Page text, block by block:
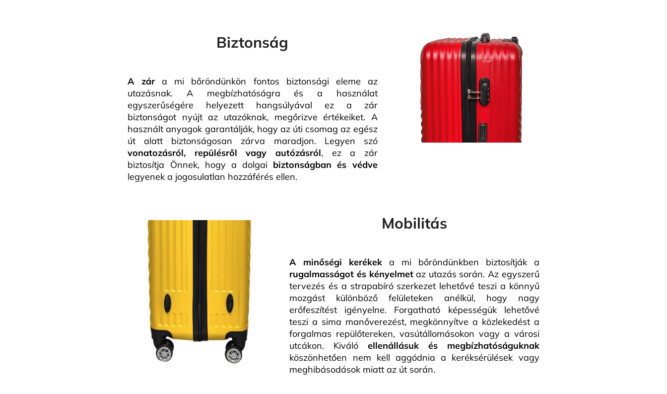
Biztonság
A zár a mi bőröndünkön fontos biztonsági eleme az
utazásnak. A megbízhatóságra és a használat
egyszerűségére helyezett hangsúlyával ez a zár
biztonságot nyújt az utazóknak, megőrizve értékeiket. A
használt anyagok garantálják, hogy az úti csomag az egész
út alatt biztonságosan zárva maradjon. Legyen szó
vonatozásról, repülésről vagy autózásról, ez a zár
biztosítja Önnek, hogy a dolgai biztonságban és védve
legyenek a jogosulatlan hozzáférés ellen.
Mobilitás
A minőségi kerékek a mi bőröndünkben biztosítják a
rugalmasságot és kényelmetaz utazás során. Az egyszerű
tervezés és a strapabíró szerkezet lehetővé teszi a könnyű
mozgást különböző felületeken anélkül, hogy nagy
erőfeszítést igényelne. Forgatható képességük lehetővé
teszi a sima manőverezést, megkönnyítve a közlekedést a
forgalmas repülőtereken, vasútállomásokon vagy a városi
utcákon. Kiváló ellenállásuk és megbízhatóságuknak
köszönhetően nem kell aggódnia a keréksérülések vagy
meghibásodások miatt az út során.